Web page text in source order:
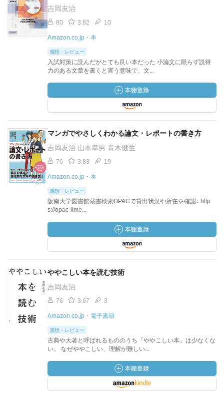
吉岡友治
80 3.82 10
Amazon.co.jp・本
感想・レビュー
入試対策に読んだがとても良い本だった 小論文に限らず説得
力のある文章を書くと言う意味で、文...
マンガでやさしくわかる論文・レポートの書き方
吉岡友治 山本幸男 青木健生
76 3.83 19
Amazon.co.jp・本
感想・レビュー
阪南大学図書館蔵書検索OPACで貸出状況や所在を確認↓ http
s://opac-lime...
ややこしい本を読む技術
吉岡友治
76 3.67 3
Amazon.co.jp・電子書籍
感想・レビュー
古典や大著と呼ばれるもののうち「ややこしい本」は少なくな
い。 なぜややこしい、理解が難しい...